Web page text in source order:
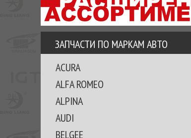
ЗАПЧАСТИ ПО МАРКАМ АВТО
ACURA
ALFA ROMEO
ALPINA
AUDI
BELGEE